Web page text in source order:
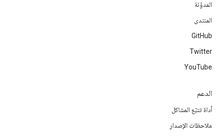
المدوّنة
المنتدى
GitHub
Twitter
YouTube
الدعم
أداة تتبّع المشاكل
ملاحظات الإصدار